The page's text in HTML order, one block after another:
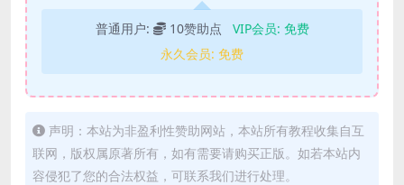
普通用户: 10赞助点 VIP会员: 免费
永久会员: 免费
声明：本站为非盈利性赞助网站，本站所有教程收集自互
联网，版权属原著所有，如有需要请购买正版。如若本站内
容侵犯了您的合法权益，可联系我们进行处理。